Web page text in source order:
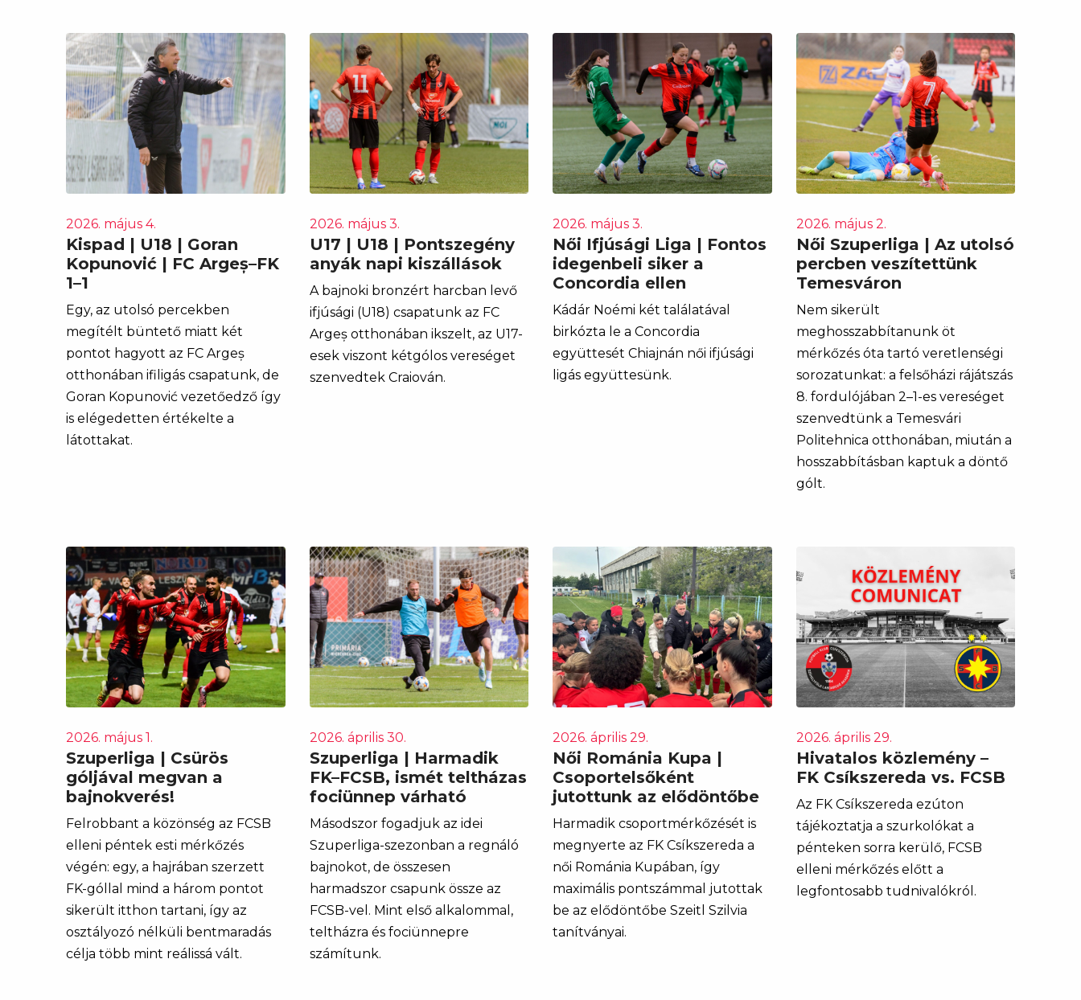
2026. május 4.
Kispad | U18 | Goran
Kopunović | FC Argeș–FK
1–1
Egy, az utolsó percekben
megítélt büntető miatt két
pontot hagyott az FC Argeș
otthonában ifiligás csapatunk, de
Goran Kopunović vezetőedző így
is elégedetten értékelte a
látottakat.
2026. május 3.
U17 | U18 | Pontszegény
anyák napi kiszállások
A bajnoki bronzért harcban levő
ifjúsági (U18) csapatunk az FC
Argeș otthonában ikszelt, az U17-
esek viszont kétgólos vereséget
szenvedtek Craiován.
2026. május 3.
Női Ifjúsági Liga | Fontos
idegenbeli siker a
Concordia ellen
Kádár Noémi két találatával
birkózta le a Concordia
együttesét Chiajnán női ifjúsági
ligás együttesünk.
2026. május 2.
Női Szuperliga | Az utolsó
percben veszítettünk
Temesváron
Nem sikerült
meghosszabbítanunk öt
mérkőzés óta tartó veretlenségi
sorozatunkat: a felsőházi rájátszás
8. fordulójában 2–1-es vereséget
szenvedtünk a Temesvári
Politehnica otthonában, miután a
hosszabbításban kaptuk a döntő
gólt.
2026. május 1.
Szuperliga | Csürös
góljával megvan a
bajnokverés!
Felrobbant a közönség az FCSB
elleni péntek esti mérkőzés
végén: egy, a hajrában szerzett
FK-góllal mind a három pontot
sikerült itthon tartani, így az
osztályozó nélküli bentmaradás
célja több mint reálissá vált.
2026. április 30.
Szuperliga | Harmadik
FK–FCSB, ismét teltházas
fociünnep várható
Másodszor fogadjuk az idei
Szuperliga-szezonban a regnáló
bajnokot, de összesen
harmadszor csapunk össze az
FCSB-vel. Mint első alkalommal,
teltházra és fociünnepre
számítunk.
2026. április 29.
Női Románia Kupa |
Csoportelsőként
jutottunk az elődöntőbe
Harmadik csoportmérkőzését is
megnyerte az FK Csíkszereda a
női Románia Kupában, így
maximális pontszámmal jutottak
be az elődöntőbe Szeitl Szilvia
tanítványai.
2026. április 29.
Hivatalos közlemény –
FK Csíkszereda vs. FCSB
Az FK Csíkszereda ezúton
tájékoztatja a szurkolókat a
pénteken sorra kerülő, FCSB
elleni mérkőzés előtt a
legfontosabb tudnivalókról.